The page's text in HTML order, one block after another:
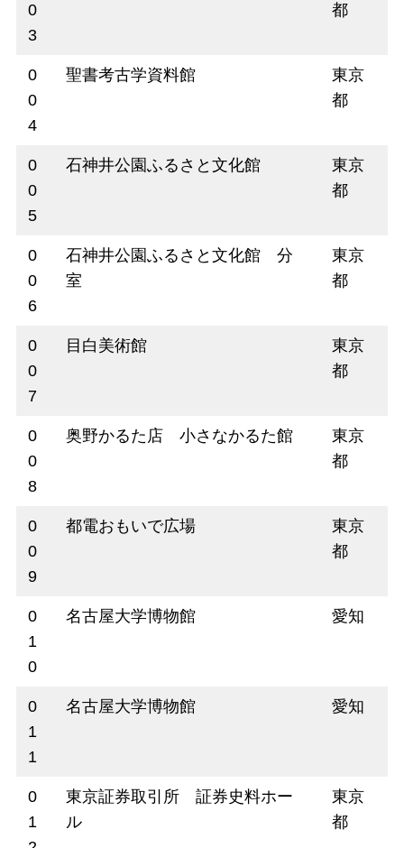
0
3
都
0
0
4
聖書考古学資料館
東京
都
0
0
5
石神井公園ふるさと文化館
東京
都
0
0
6
石神井公園ふるさと文化館 分
室
東京
都
0
0
7
目白美術館
東京
都
0
0
8
奥野かるた店 小さなかるた館
東京
都
0
0
9
都電おもいで広場
東京
都
0
1
0
名古屋大学博物館 愛知
0
1
1
名古屋大学博物館 愛知
0
1
東京証券取引所 証券史料ホー
ル
東京
都